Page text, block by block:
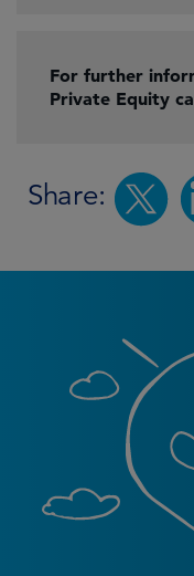
For further
Private Equity
Share: